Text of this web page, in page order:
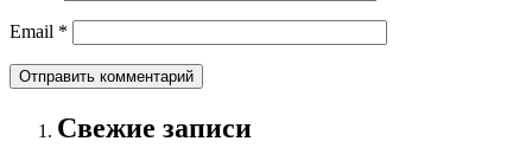
Email *
Свежие записи